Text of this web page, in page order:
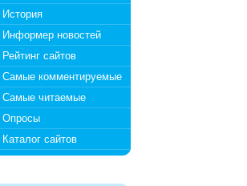
История
Информер новостей
Рейтинг сайтов
Самые комментируемые
Самые читаемые
Опросы
Каталог сайтов